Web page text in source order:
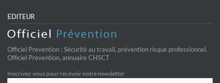
EDITEUR
Officiel Prevention : Sécurité au travail, prévention risque professionnel.
Officiel Prevention, annuaire CHSCT
Inscrivez-vous pour recevoir notre newsletter